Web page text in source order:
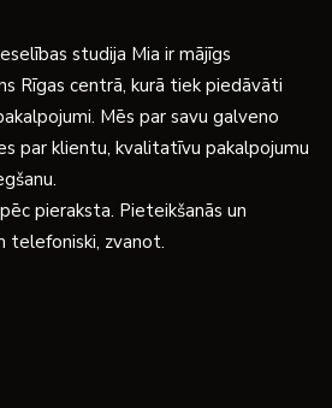
studija Mia ir mājīgs
Rīgas centrā, kurā tiek piedāvāti
Mēs par savu galveno
par klientu, kvalitatīvu pakalpojumu
pieraksta. Pieteikšanās un
telefoniski, zvanot.